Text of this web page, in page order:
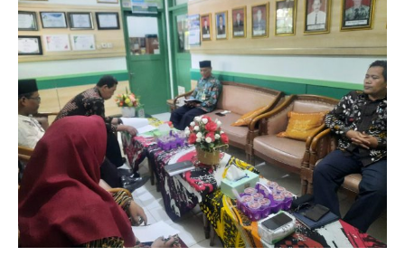
Pojok Literasi
Maklumat Pelayanan
Download
Informasi Publik
Regulasi PPID
Profil PPID
Struktur Organisasi